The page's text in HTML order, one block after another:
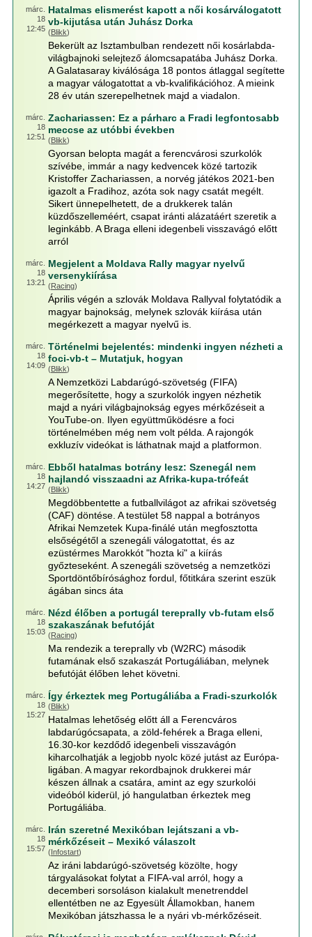
márc.
18
12:45
Hatalmas elismerést kapott a női kosárválogatott
vb-kijutása után Juhász Dorka
(Blikk)
Bekerült az Isztambulban rendezett női kosárlabda-
világbajnoki selejtező álomcsapatába Juhász Dorka.
A Galatasaray kiválósága 18 pontos átlaggal segítette
a magyar válogatottat a vb-kvalifikációhoz. A mieink
28 év után szerepelhetnek majd a viadalon.
márc.
18
12:51
Zachariassen: Ez a párharc a Fradi legfontosabb
meccse az utóbbi években
(Blikk)
Gyorsan belopta magát a ferencvárosi szurkolók
szívébe, immár a nagy kedvencek közé tartozik
Kristoffer Zachariassen, a norvég játékos 2021-ben
igazolt a Fradihoz, azóta sok nagy csatát megélt.
Sikert ünnepelhetett, de a drukkerek talán
küzdőszelleméért, csapat iránti alázatáért szeretik a
leginkább. A Braga elleni idegenbeli visszavágó előtt
arról
márc.
18
13:21
Megjelent a Moldava Rally magyar nyelvű
versenykiírása
(Racing)
Április végén a szlovák Moldava Rallyval folytatódik a
magyar bajnokság, melynek szlovák kiírása után
megérkezett a magyar nyelvű is.
márc.
18
14:09
Történelmi bejelentés: mindenki ingyen nézheti a
foci-vb-t – Mutatjuk, hogyan
(Blikk)
A Nemzetközi Labdarúgó-szövetség (FIFA)
megerősítette, hogy a szurkolók ingyen nézhetik
majd a nyári világbajnokság egyes mérkőzéseit a
YouTube-on. Ilyen együttműködésre a foci
történelmében még nem volt példa. A rajongók
exkluzív videókat is láthatnak majd a platformon.
márc.
18
14:27
Ebből hatalmas botrány lesz: Szenegál nem
hajlandó visszaadni az Afrika-kupa-trófeát
(Blikk)
Megdöbbentette a futballvilágot az afrikai szövetség
(CAF) döntése. A testület 58 nappal a botrányos
Afrikai Nemzetek Kupa-finálé után megfosztotta
elsőségétől a szenegáli válogatottat, és az
ezüstérmes Marokkót "hozta ki" a kiírás
győzteseként. A szenegáli szövetség a nemzetközi
Sportdöntőbírósághoz fordul, főtitkára szerint eszük
ágában sincs áta
márc.
18
15:03
Nézd élőben a portugál tereprally vb-futam első
szakaszának befutóját
(Racing)
Ma rendezik a tereprally vb (W2RC) második
futamának első szakaszát Portugáliában, melynek
befutóját élőben lehet követni.
márc.
18
15:27
Így érkeztek meg Portugáliába a Fradi-szurkolók
(Blikk)
Hatalmas lehetőség előtt áll a Ferencváros
labdarúgócsapata, a zöld-fehérek a Braga elleni,
16.30-kor kezdődő idegenbeli visszavágón
kiharcolhatják a legjobb nyolc közé jutást az Európa-
ligában. A magyar rekordbajnok drukkerei már
készen állnak a csatára, amint az egy szurkolói
videóból kiderül, jó hangulatban érkeztek meg
Portugáliába.
márc.
18
15:57
Irán szeretné Mexikóban lejátszani a vb-
mérkőzéseit – Mexikó válaszolt
(Infostart)
Az iráni labdarúgó-szövetség közölte, hogy
tárgyalásokat folytat a FIFA-val arról, hogy a
decemberi sorsoláson kialakult menetrenddel
ellentétben ne az Egyesült Államokban, hanem
Mexikóban játszhassa le a nyári vb-mérkőzéseit.